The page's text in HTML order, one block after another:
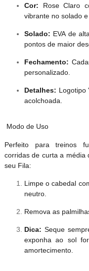
Cor: Rose Claro
vibrante no solado
Solado: EVA de
pontos de maior
Fechamento:
personalizado.
Detalhes: Logotipo
acolchoada.
Modo de Uso
Perfeito para treinos
corridas de curta a média
seu Fila:
Limpe o cabedal
neutro.
Remova as
Dica: Seque
exponha ao sol
amortecimento.